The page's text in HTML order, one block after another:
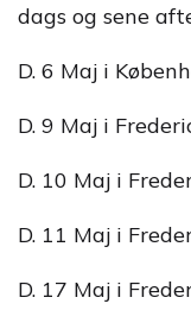
dags og sene
D. 6 Maj i
D. 9 Maj i
D. 10 Maj i
D. 11 Maj i
D. 17 Maj i